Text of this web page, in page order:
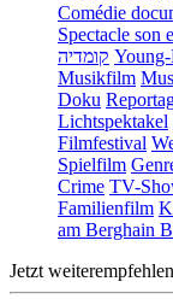
Comédie
Spectacle son
קומדיה
Musikfilm
Doku
Lichtspektakel
Filmfestival
Spielfilm
Crime TV-
Familienfilm
am Berghain
Jetzt